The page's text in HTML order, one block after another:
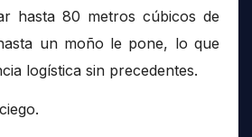
hasta 80 metros cúbicos de
un moño le pone, lo que
logística sin precedentes.